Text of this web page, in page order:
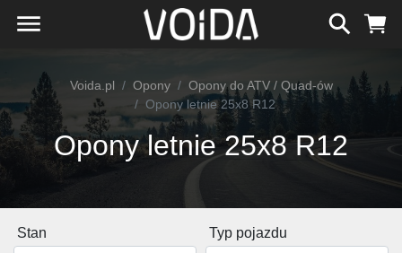
Voida.pl Opony
Opony do ATV / Quad-ów
Opony letnie 25x8 R12
Opony letnie 25x8 R12
Stan
Typ pojazdu